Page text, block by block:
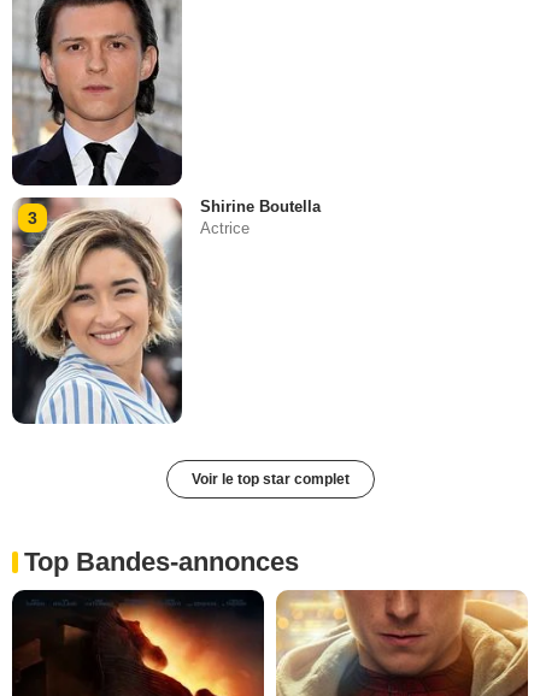
3
Shirine Boutella
Actrice
Voir le top star complet
Top Bandes-annonces